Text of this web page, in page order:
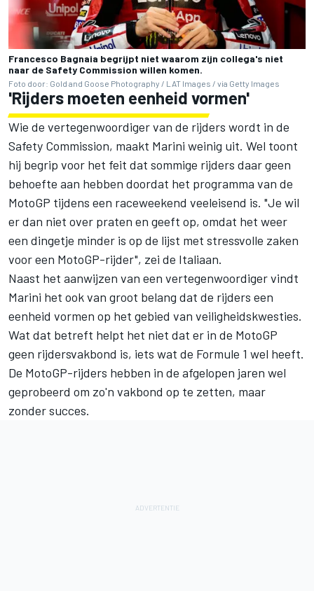
Francesco Bagnaia begrijpt niet waarom zijn collega's niet
naar de Safety Commission willen komen.
Foto door: Gold and Goose Photography / LAT Images / via Getty Images
'Rijders moeten eenheid vormen'
Wie de vertegenwoordiger van de rijders wordt in de
Safety Commission, maakt Marini weinig uit. Wel toont
hij begrip voor het feit dat sommige rijders daar geen
behoefte aan hebben doordat het programma van de
MotoGP tijdens een raceweekend veeleisend is. "Je wil
er dan niet over praten en geeft op, omdat het weer
een dingetje minder is op de lijst met stressvolle zaken
voor een MotoGP-rijder", zei de Italiaan.
Naast het aanwijzen van een vertegenwoordiger vindt
Marini het ook van groot belang dat de rijders een
eenheid vormen op het gebied van veiligheidskwesties.
Wat dat betreft helpt het niet dat er in de MotoGP
geen rijdersvakbond is, iets wat de Formule 1 wel heeft.
De MotoGP-rijders hebben in de afgelopen jaren wel
geprobeerd om zo'n vakbond op te zetten, maar
zonder succes.